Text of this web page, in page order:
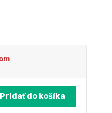
Pridať do košíka